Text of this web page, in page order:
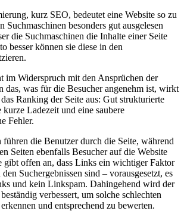
kurz SEO, bedeutet eine Website so zu
Suchmaschinen besonders gut ausgelesen
die Suchmaschinen die Inhalte einer Seite
besser können sie diese in den
im Widerspruch mit den Ansprüchen der
das, was für die Besucher angenehm ist, wirkt
Ranking der Seite aus: Gut strukturierte
Ladezeit und eine saubere
Fehler.
die Benutzer durch die Seite, während
Seiten ebenfalls Besucher auf die Website
gibt offen an, dass Links ein wichtiger Faktor
Suchergebnissen sind – vorausgesetzt, es
und kein Linkspam. Dahingehend wird der
verbessert, um solche schlechten
und entsprechend zu bewerten.